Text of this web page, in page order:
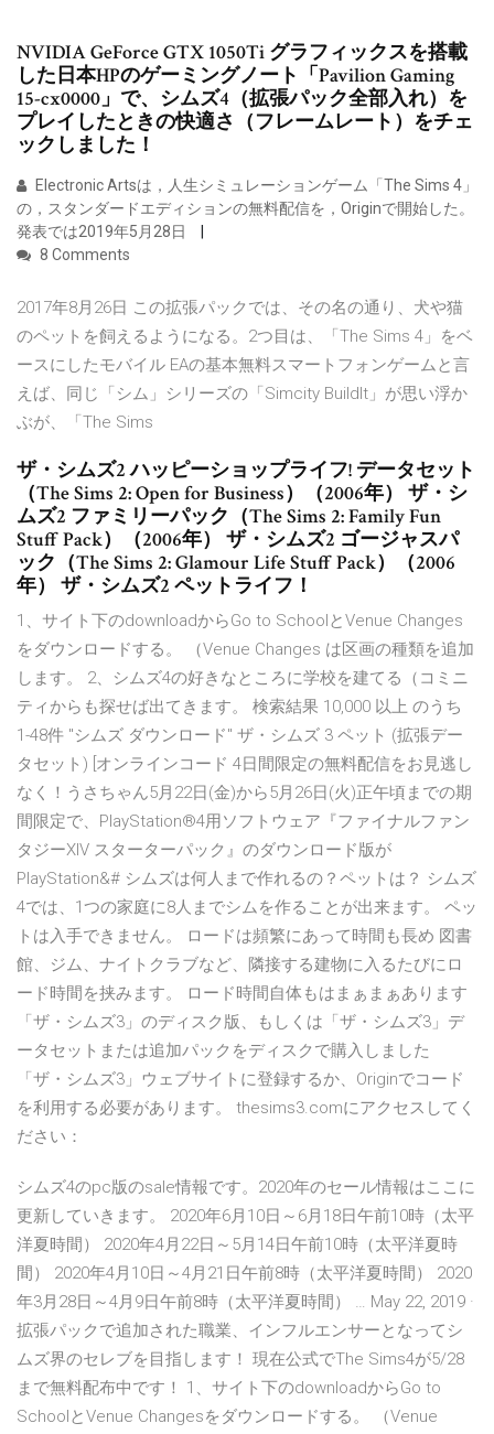
NVIDIA GeForce GTX 1050Ti グラフィックスを搭載
した日本HPのゲーミングノート「Pavilion Gaming
15-cx0000」で、シムズ4（拡張パック全部入れ）を
プレイしたときの快適さ（フレームレート）をチェ
ックしました！
Electronic Artsは，人生シミュレーションゲーム「The Sims 4」
の，スタンダードエディションの無料配信を，Originで開始した。
発表では2019年5月28日
8 Comments
2017年8月26日 この拡張パックでは、その名の通り、犬や猫
のペットを飼えるようになる。2つ目は、「The Sims 4」をベ
ースにしたモバイル EAの基本無料スマートフォンゲームと言
えば、同じ「シム」シリーズの「Simcity BuildIt」が思い浮か
ぶが、「The Sims
ザ・シムズ2 ハッピーショップライフ! データセット
（The Sims 2: Open for Business）（2006年） ザ・シ
ムズ2 ファミリーパック（The Sims 2: Family Fun
Stuff Pack）（2006年） ザ・シムズ2 ゴージャスパ
ック（The Sims 2: Glamour Life Stuff Pack）（2006
年） ザ・シムズ2 ペットライフ！
1、サイト下のdownloadからGo to SchoolとVenue Changes
をダウンロードする。 （Venue Changes は区画の種類を追加
します。 2、シムズ4の好きなところに学校を建てる（コミニ
ティからも探せば出てきます。 検索結果 10,000 以上 のうち
1-48件 "シムズ ダウンロード" ザ・シムズ 3 ペット (拡張デー
タセット) [オンラインコード 4日間限定の無料配信をお見逃し
なく！うさちゃん5月22日(金)から5月26日(火)正午頃までの期
間限定で、PlayStation®4用ソフトウェア『ファイナルファン
タジーXIV スターターパック』のダウンロード版が
PlayStation&# シムズは何人まで作れるの？ペットは？ シムズ
4では、1つの家庭に8人までシムを作ることが出来ます。 ペッ
トは入手できません。 ロードは頻繁にあって時間も長め 図書
館、ジム、ナイトクラブなど、隣接する建物に入るたびにロ
ード時間を挟みます。 ロード時間自体もはまぁまぁあります
「ザ・シムズ3」のディスク版、もしくは「ザ・シムズ3」デ
ータセットまたは追加パックをディスクで購入しました
「ザ・シムズ3」ウェブサイトに登録するか、Originでコード
を利用する必要があります。 thesims3.comにアクセスしてく
ださい：
シムズ4のpc版のsale情報です。2020年のセール情報はここに
更新していきます。 2020年6月10日～6月18日午前10時（太平
洋夏時間） 2020年4月22日～5月14日午前10時（太平洋夏時
間） 2020年4月10日～4月21日午前8時（太平洋夏時間） 2020
年3月28日～4月9日午前8時（太平洋夏時間） … May 22, 2019 ·
拡張パックで追加された職業、インフルエンサーとなってシ
ムズ界のセレブを目指します！ 現在公式でThe Sims4が5/28
まで無料配布中です！ 1、サイト下のdownloadからGo to
SchoolとVenue Changesをダウンロードする。 （Venue